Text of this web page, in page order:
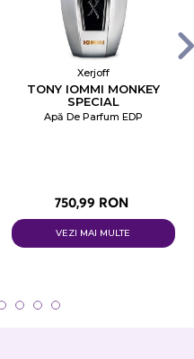
Xerjoff
TONY IOMMI MONKEY
SPECIAL
Apă De Parfum EDP
750,99 RON
VEZI MAI MULTE